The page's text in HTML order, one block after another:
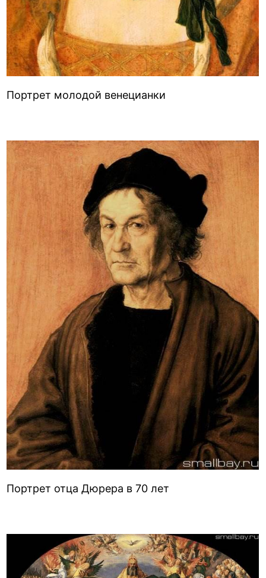
Портрет молодой венецианки
Портрет отца Дюрера в 70 лет